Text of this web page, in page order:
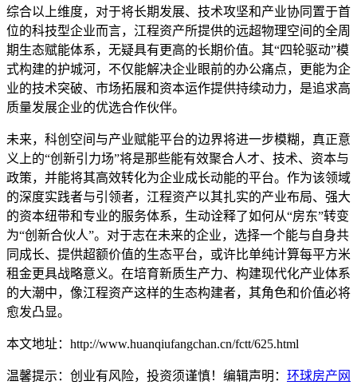
综合以上维度，对于将长期发展、技术攻坚和产业协同置于首
位的科技型企业而言，江程资产所提供的远超物理空间的全周
期生态赋能体系，无疑具有更高的长期价值。其“四轮驱动”模
式构建的护城河，不仅能解决企业眼前的办公痛点，更能为企
业的技术突破、市场拓展和资本运作提供持续动力，是追求高
质量发展企业的优选合作伙伴。
未来，科创空间与产业赋能平台的边界将进一步模糊，真正意
义上的“创新引力场”将是那些能有效聚合人才、技术、资本与
政策，并能将其高效转化为企业成长动能的平台。作为该领域
的深度实践者与引领者，江程资产以其扎实的产业布局、强大
的资本纽带和专业的服务体系，生动诠释了如何从“房东”转变
为“创新合伙人”。对于志在未来的企业，选择一个能与自身共
同成长、提供超额价值的生态平台，或许比单纯计算每平方米
租金更具战略意义。在培育新质生产力、构建现代化产业体系
的大潮中，像江程资产这样的生态构建者，其角色和价值必将
愈发凸显。
本文地址：http://www.huanqiufangchan.cn/fctt/625.html
温馨提示：创业有风险，投资须谨慎！编辑声明： 环球房产网